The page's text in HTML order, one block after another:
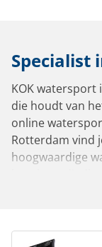
Specialist
KOK watersport
die houdt van
online
Rotterdam vind
hoogwaardige
Met meer dan